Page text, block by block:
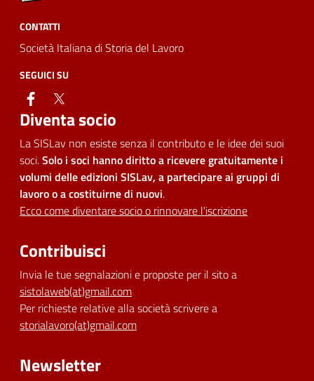
CONTATTI
Società Italiana di Storia del Lavoro
SEGUICI SU
facebook
Diventa socio
La SISLav non esiste senza il contributo e le idee dei suoi
soci.Solo i soci hanno diritto a ricevere gratuitamente i
volumi delle edizioni SISLav, a partecipare ai gruppi di
lavoro o a costituirne di nuovi.
Ecco come diventare socio o rinnovare l'iscrizione
Contribuisci
Invia le tue segnalazioni e proposte per il sito a
sistolaweb(at)gmail.com
Per richieste relative alla società scrivere a
storialavoro(at)gmail.com
Newsletter